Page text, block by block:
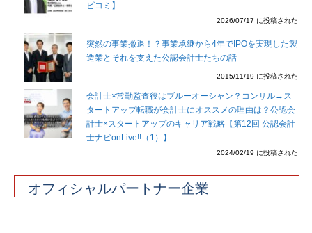
ビコミ】
2026/07/17 に投稿された
突然の事業撤退！？事業承継から4年でIPOを実現した製
造業とそれを支えた公認会計士たちの話
2015/11/19 に投稿された
会計士×常勤監査役はブルーオーシャン？コンサル→ス
タートアップ転職が会計士にオススメの理由は？公認会
計士×スタートアップのキャリア戦略【第12回 公認会計
士ナビonLive!!（1）】
2024/02/19 に投稿された
オフィシャルパートナー企業